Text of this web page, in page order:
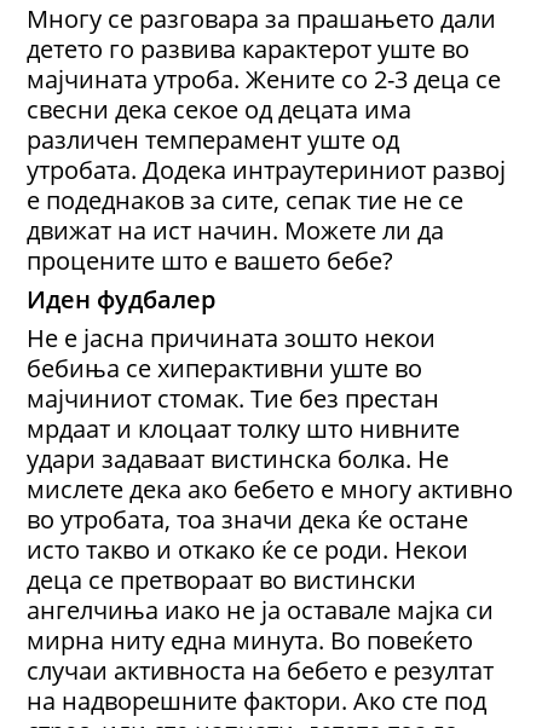
Многу се разговара за прашањето дали
детето го развива карактерот уште во
мајчината утроба. Жените со 2-3 деца се
свесни дека секое од децата има
различен темперамент уште од
утробата. Додека интраутериниот развој
е подеднаков за сите, сепак тие не се
движат на ист начин. Можете ли да
процените што е вашето бебе?
Иден фудбалер
Не е јасна причината зошто некои
бебиња се хиперактивни уште во
мајчиниот стомак. Тие без престан
мрдаат и клоцаат толку што нивните
удари задаваат вистинска болка. Не
мислете дека ако бебето е многу активно
во утробата, тоа значи дека ќе остане
исто такво и откако ќе се роди. Некои
деца се претвораат во вистински
ангелчиња иако не ја оставале мајка си
мирна ниту една минута. Во повеќето
случаи активноста на бебето е резултат
на надворешните фактори. Ако сте под